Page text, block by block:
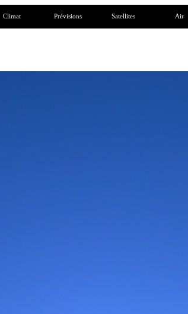
Climat Prévisions Satellites Air